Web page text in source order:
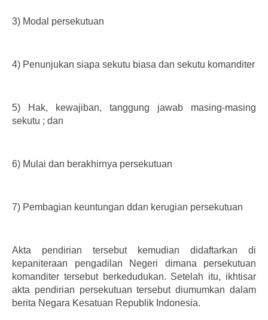
3) Modal persekutuan
4) Penunjukan siapa sekutu biasa dan sekutu komanditer
5)
Hak, kewajiban, tanggung jawab masing-masing
sekutu ; dan
6) Mulai dan berakhirnya persekutuan
7) Pembagian keuntungan ddan kerugian persekutuan
Akta pendirian tersebut kemudian didaftarkan di
kepaniteraan pengadilan Negeri dimana persekutuan
komanditer tersebut berkedudukan. Setelah itu, ikhtisar
akta pendirian persekutuan tersebut diumumkan dalam
berita Negara Kesatuan Republik Indonesia.